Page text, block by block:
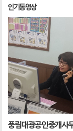
기, 컵누들
, 컵누들 매콤한맛·우
인기동영상
풍림대광공인중개사